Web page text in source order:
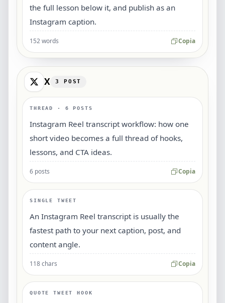
the full lesson below it, and publish as an
Instagram caption.
152 words Copia
X 3 POST
THREAD · 6 POSTS
Instagram Reel transcript workflow: how one
short video becomes a full thread of hooks,
lessons, and CTA ideas.
6 posts Copia
SINGLE TWEET
An Instagram Reel transcript is usually the
fastest path to your next caption, post, and
content angle.
118 chars Copia
QUOTE TWEET HOOK